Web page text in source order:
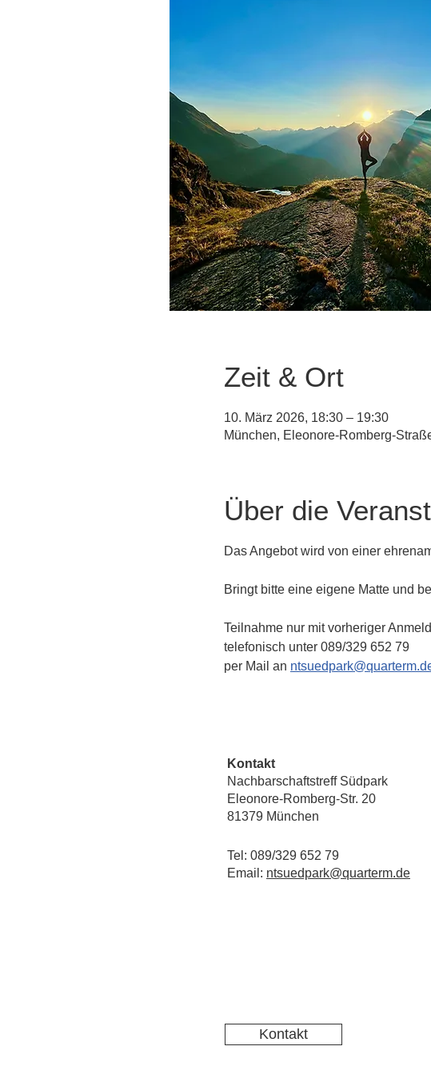
Zeit & Ort
10. März 2026, 18:30 – 19:30
München, Eleonore-Romberg-
Über die
Das Angebot wird von einer
Bringt bitte eine eigene Matte und
Teilnahme nur mit vorheriger
telefonisch unter 089/329 652 79
per Mail an
Kontakt
Nachbarschaftstreff Südpark
Eleonore-Romberg-Str. 20
81379 München
Tel: 089/329 652 79
Email: ntsuedpark@quarterm.de
Kontakt